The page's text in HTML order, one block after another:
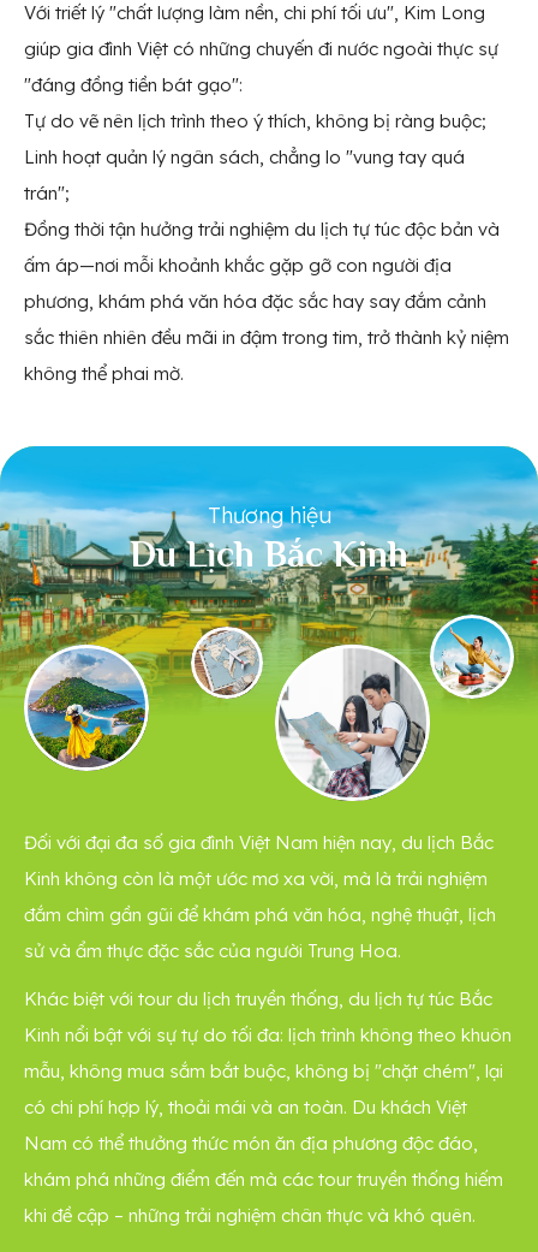
Với triết lý "chất lượng làm nền, chi phí tối ưu", Kim Long
giúp gia đình Việt có những chuyến đi nước ngoài thực sự
"đáng đồng tiền bát gạo":
Tự do vẽ nên lịch trình theo ý thích, không bị ràng buộc;
Linh hoạt quản lý ngân sách, chẳng lo "vung tay quá
trán";
Đồng thời tận hưởng trải nghiệm du lịch tự túc độc bản và
ấm áp—nơi mỗi khoảnh khắc gặp gỡ con người địa
phương, khám phá văn hóa đặc sắc hay say đắm cảnh
sắc thiên nhiên đều mãi in đậm trong tim, trở thành kỷ niệm
không thể phai mờ.
Thương hiệu
Du Lịch Bắc Kinh
Đối với đại đa số gia đình Việt Nam hiện nay, du lịch Bắc
Kinh không còn là một ước mơ xa vời, mà là trải nghiệm
đắm chìm gần gũi để khám phá văn hóa, nghệ thuật, lịch
sử và ẩm thực đặc sắc của người Trung Hoa.
Khác biệt với tour du lịch truyền thống, du lịch tự túc Bắc
Kinh nổi bật với sự tự do tối đa: lịch trình không theo khuôn
mẫu, không mua sắm bắt buộc, không bị "chặt chém", lại
có chi phí hợp lý, thoải mái và an toàn. Du khách Việt
Nam có thể thưởng thức món ăn địa phương độc đáo,
khám phá những điểm đến mà các tour truyền thống hiếm
khi đề cập – những trải nghiệm chân thực và khó quên.